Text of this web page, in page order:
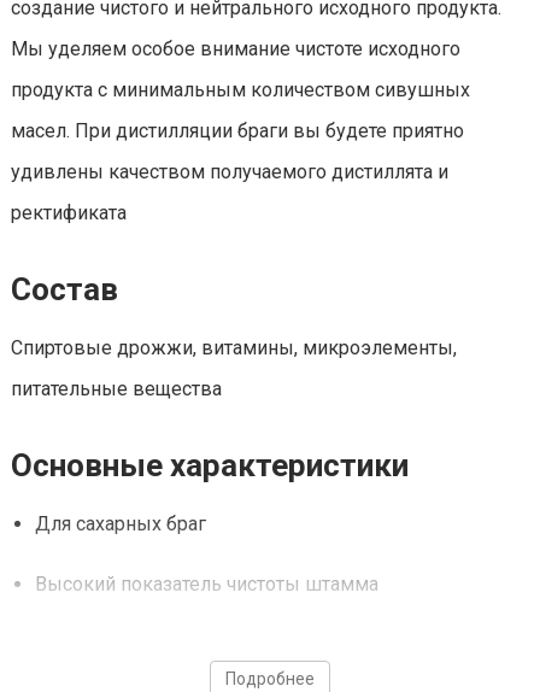
создание чистого и нейтрального исходного продукта.
Мы уделяем особое внимание чистоте исходного
продукта с минимальным количеством сивушных
масел. При дистилляции браги вы будете приятно
удивлены качеством получаемого дистиллята и
ректификата
Состав
Спиртовые дрожжи, витамины, микроэлементы,
питательные вещества
Основные характеристики
Для сахарных браг
Высокий показатель чистоты штамма
Подробнее